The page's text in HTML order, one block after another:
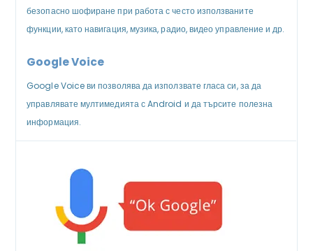
безопасно шофиране при работа с често използваните
функции, като навигация, музика, радио, видео управление и др.
Google Voice
Google Voice ви позволява да използвате гласа си, за да
управлявате мултимедията с Android и да търсите полезна
информация.